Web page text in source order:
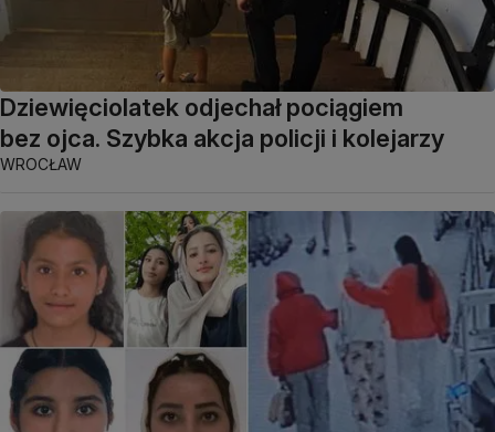
Dziewięciolatek odjechał pociągiem
bez ojca. Szybka akcja policji i kolejarzy
WROCŁAW